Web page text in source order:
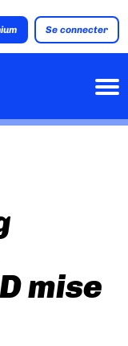
Se connecter
mise